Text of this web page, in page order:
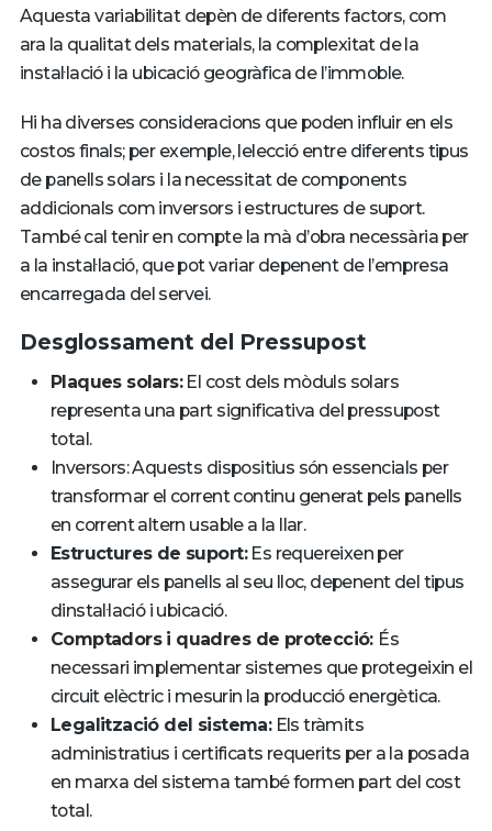
Aquesta variabilitat depèn de diferents factors, com
ara la qualitat dels materials, la complexitat de la
instal·lació i la ubicació geogràfica de l’immoble.
Hi ha diverses consideracions que poden influir en els
costos finals; per exemple, lelecció entre diferents tipus
de panells solars i la necessitat de components
addicionals com inversors i estructures de suport.
També cal tenir en compte la mà d’obra necessària per
a la instal·lació, que pot variar depenent de l’empresa
encarregada del servei.
Desglossament del Pressupost
Plaques solars:El cost dels mòduls solars
representa una part significativa del pressupost
total.
Inversors: Aquests dispositius són essencials per
transformar el corrent continu generat pels panells
en corrent altern usable a la llar.
Estructures de suport:Es requereixen per
assegurar els panells al seu lloc, depenent del tipus
dinstal·lació i ubicació.
Comptadors i quadres de protecció: És
necessari implementar sistemes que protegeixin el
circuit elèctric i mesurin la producció energètica.
Legalització del sistema:Els tràmits
administratius i certificats requerits per a la posada
en marxa del sistema també formen part del cost
total.